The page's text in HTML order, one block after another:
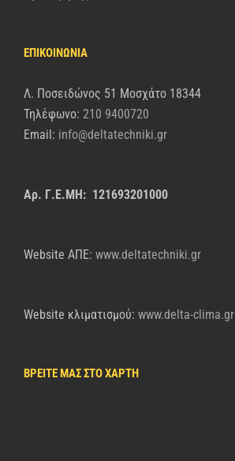
ΕΠΙΚΟΙΝΩΝΙΑ
Λ. Ποσειδώνος 51 Μοσχάτο 18344
Τηλέφωνο: 210 9400720
Email: info@deltatechniki.gr
Αρ. Γ.Ε.ΜΗ: 121693201000
Website AΠΕ: www.deltatechniki.gr
Website κλιματισμού: www.delta-clima.gr
ΒΡΕΙΤΕ ΜΑΣ ΣΤΟ ΧΑΡΤΗ